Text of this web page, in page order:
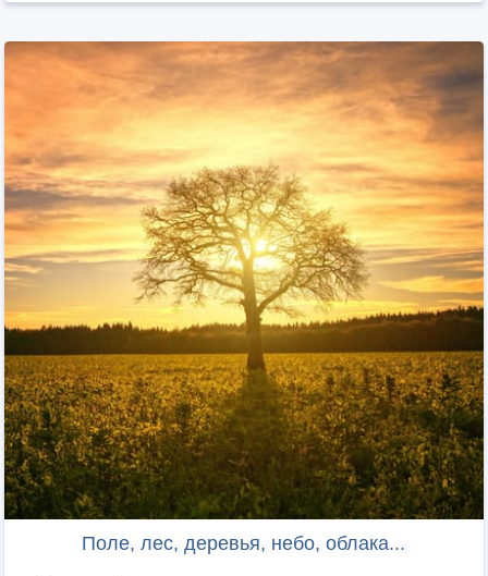
Поле, лес, деревья, небо, облака...